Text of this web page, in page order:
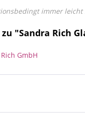
immer leicht
"Sandra Rich
GmbH